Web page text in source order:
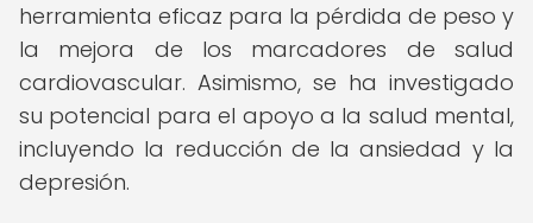
herramienta eficaz para la pérdida de peso y
la mejora de los marcadores de salud
cardiovascular. Asimismo, se ha investigado
su potencial para el apoyo a la salud mental,
incluyendo la reducción de la ansiedad y la
depresión.